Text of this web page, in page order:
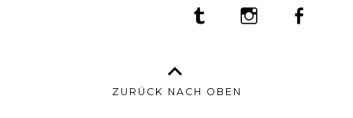
FOOD
TUMBLR INSTAGRAM
–
IMPRINT
ZURÜCK NACH OBEN